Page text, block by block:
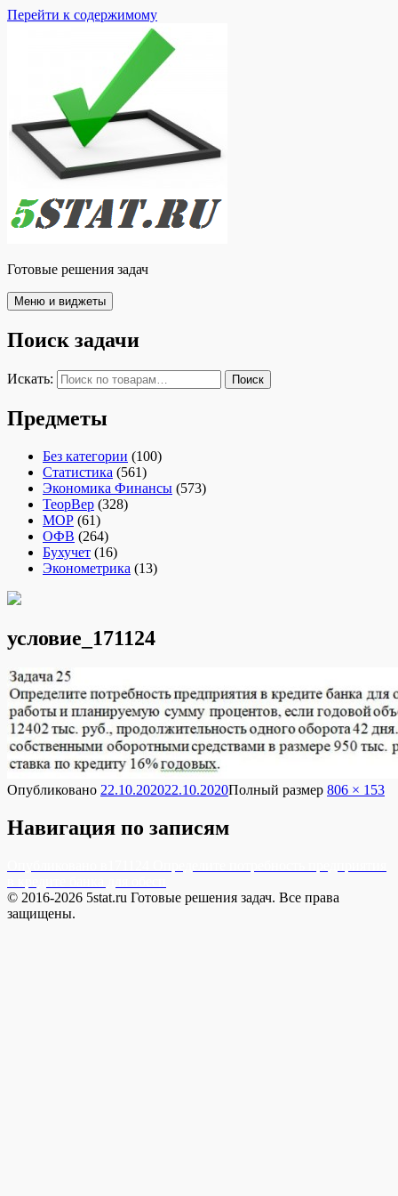
Перейти к содержимому
Готовые решения задач
Меню и виджеты
Поиск задачи
Искать: Поиск
Предметы
Без категории (100)
Статистика (561)
Экономика Финансы (573)
ТеорВер (328)
МОР (61)
ОФВ (264)
Бухучет (16)
Эконометрика (13)
условие_171124
Опубликовано 22.10.202022.10.2020Полный размер 806 × 153
Навигация по записям
© 2016-2026 5stat.ru Готовые решения задач. Все права
защищены.